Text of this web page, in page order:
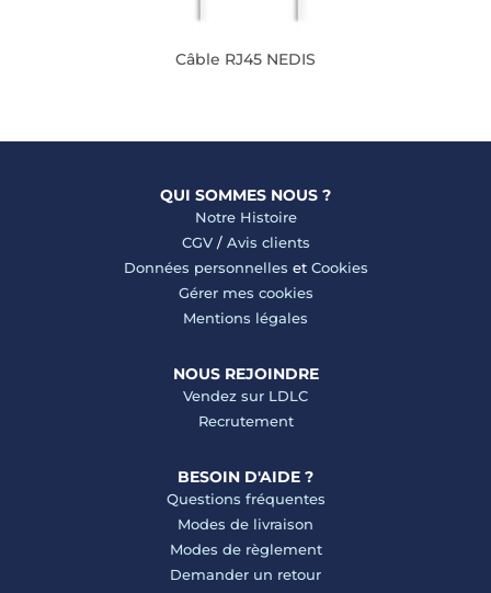
Câble RJ45 NEDIS
QUI SOMMES NOUS ?
Notre Histoire
CGV/ Avis clients
Données personnelles et Cookies
Gérer mes cookies
Mentions légales
NOUS REJOINDRE
Vendez sur LDLC
Recrutement
BESOIN D'AIDE ?
Questions fréquentes
Modes de livraison
Modes de règlement
Demander un retour